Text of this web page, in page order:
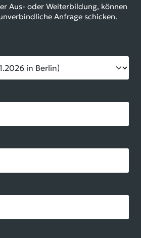
Aus- oder Weiterbildung, können
Anfrage schicken.